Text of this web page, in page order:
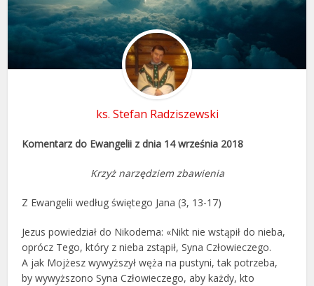
ks. Stefan Radziszewski
Komentarz do Ewangelii z dnia 14 września 2018
Krzyż narzędziem zbawienia
Z Ewangelii według świętego Jana (3, 13-17)
Jezus powiedział do Nikodema: «Nikt nie wstąpił do nieba,
oprócz Tego, który z nieba zstąpił, Syna Człowieczego.
A jak Mojżesz wywyższył węża na pustyni, tak potrzeba,
by wywyższono Syna Człowieczego, aby każdy, kto